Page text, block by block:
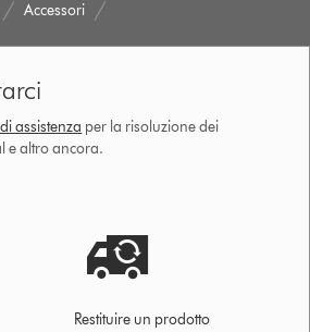
Accessori
assistenza per la risoluzione dei
e altro ancora.
Restituire un prodotto